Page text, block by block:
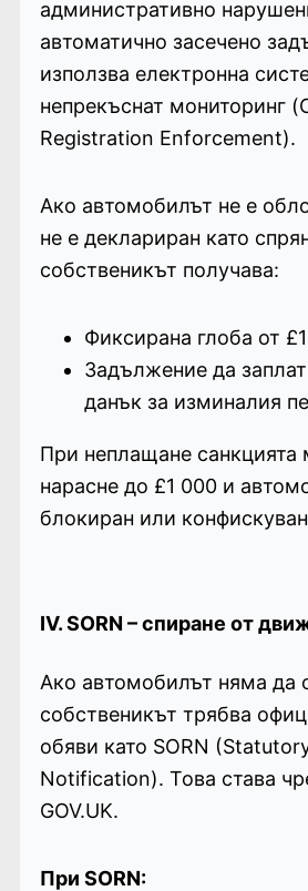
административно
автоматично засечено
използва електронна
непрекъснат мониторинг
Registration Enforcement).
Ако автомобилът не е
не е деклариран като
собственикът получава:
Фиксирана глоба от
Задължение да
данък за изминалия
При неплащане
нарасне до £1 000 и
блокиран или
IV. SORN – спиране от
Ако автомобилът няма да
собственикът трябва
обяви като SORN
Notification). Това става
GOV.UK.
При SORN: